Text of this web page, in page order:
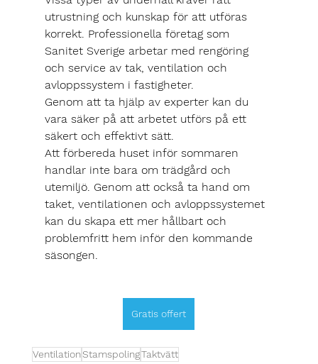
utrustning och kunskap för att utföras
korrekt. Professionella företag som
Sanitet Sverige arbetar med rengöring
och service av tak, ventilation och
avloppssystem i fastigheter.
Genom att ta hjälp av experter kan du
vara säker på att arbetet utförs på ett
säkert och effektivt sätt.
Att förbereda huset inför sommaren
handlar inte bara om trädgård och
utemiljö. Genom att också ta hand om
taket, ventilationen och avloppssystemet
kan du skapa ett mer hållbart och
problemfritt hem inför den kommande
säsongen.
Gratis offert
Ventilation StamspolingTaktvätt